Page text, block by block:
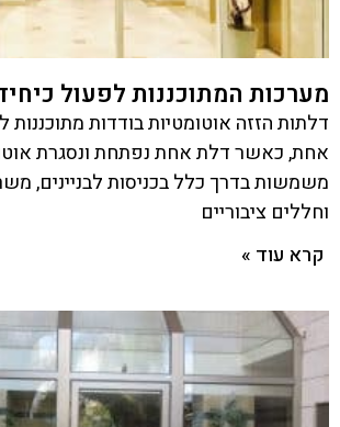
מערכות המתוכננות לפעול
דלתות הזזה אוטומטיות בודדות מתוכננות
אחת, כאשר דלת אחת נפתחת ונסגרת
משמשות בדרך כלל בכניסות לבניינים,
וחללים ציבוריים
קרא עוד »